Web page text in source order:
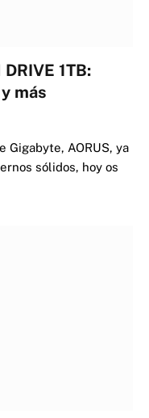
1TB:
más
Gigabyte, AORUS, ya
sólidos, hoy os